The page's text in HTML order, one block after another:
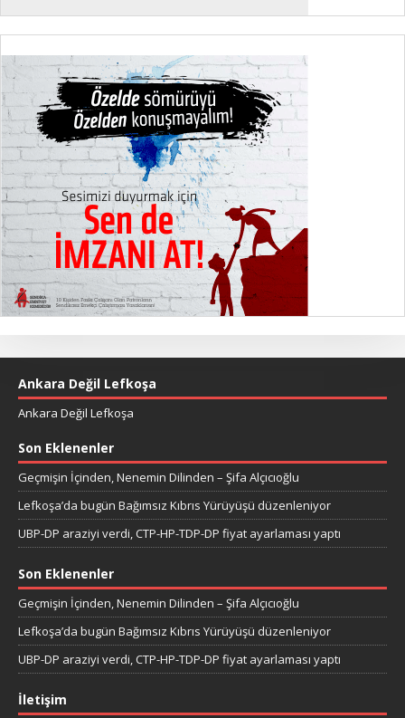
Ankara Değil Lefkoşa
Ankara Değil Lefkoşa
Son Eklenenler
Geçmişin İçinden, Nenemin Dilinden – Şifa Alçıcıoğlu
Lefkoşa’da bugün Bağımsız Kıbrıs Yürüyüşü düzenleniyor
UBP-DP araziyi verdi, CTP-HP-TDP-DP fiyat ayarlaması yaptı
Son Eklenenler
Geçmişin İçinden, Nenemin Dilinden – Şifa Alçıcıoğlu
Lefkoşa’da bugün Bağımsız Kıbrıs Yürüyüşü düzenleniyor
UBP-DP araziyi verdi, CTP-HP-TDP-DP fiyat ayarlaması yaptı
İletişim